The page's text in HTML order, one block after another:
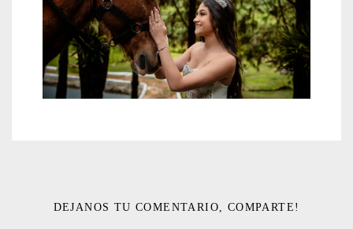
DEJANOS TU COMENTARIO, COMPARTE!